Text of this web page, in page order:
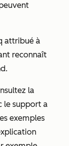
attribué à
reconnaît
la
le support a
exemples